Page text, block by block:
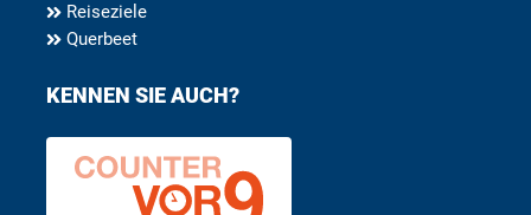
Reiseziele
Querbeet
KENNEN SIE AUCH?